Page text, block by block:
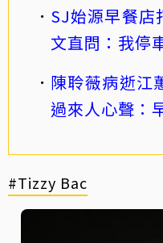
SJ始源早餐店
文直問：我停
陳聆薇病逝江
過來人心聲：
#Tizzy Bac